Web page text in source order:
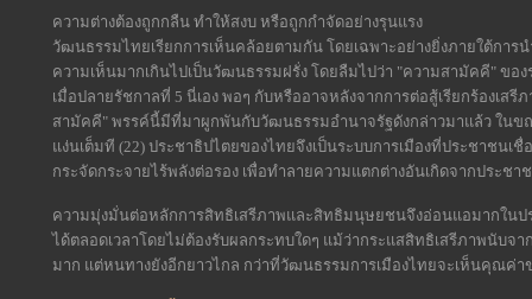
ความต่างต้องถูกกลืน ทำให้สงบ หรือถูกกำจัดอย่างรุนแรง
วัฒนธรรมไทยเรียกการเห็นคล้อยตามกัน โดยเฉพาะอย่างยิ่งภายใต้กา
ความเห็นมากเกินไปเป็นวัฒนธรรมฝรั่ง โดยลืมไปว่า "ความสามัคคี" ของ
เมื่อปลายรัชกาลที่ 5 นี่เอง พอๆ กับหรืออาจหลังจากการต่อสู้เรียกร้องเ
สามัคคี" พรรค์นี้มีที่มาผูกพันกับวัฒนธรรมอำนาจรัฐดังกล่าวมาแล้ว ในข
แง่นเต็มที (22) ประชาธิปไตยของไทยจึงเป็นระบบการเมืองที่ประชาชนเ
กระจัดกระจายไร้พลังต่อรอง เพื่อทำลายความแตกต่างอันเกิดจากประชา
ความมุ่งมั่นต่อหลักการสิทธิเสรีภาพและสิทธิมนุษยชนจึงอ่อนแอมากในป
ได้ตลอดเวลาโดยไม่ต้องรับผลกระทบใดๆ แม้ว่ากระแสสิทธิเสรีภาพนับจ
มาก แต่หนทางยังอีกยาวไกล กว่าที่วัฒนธรรมการเมืองไทยจะเห็นคุณค่